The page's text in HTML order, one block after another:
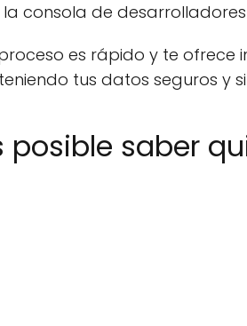
consola de
es rápido y te
tus datos seguros y
posible saber